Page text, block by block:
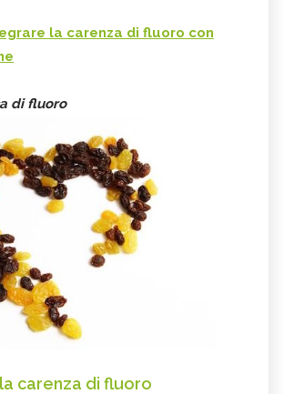
la carenza di fluoro con
di fluoro
carenza di fluoro